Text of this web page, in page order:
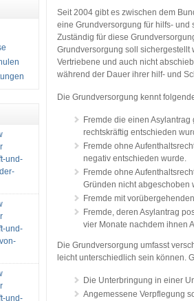
Seit 2004 gibt es zwischen dem
eine Grundversorgung für hilfs- und
Zuständig für diese
Grundversorgung soll sichergestellt
Vertriebene und auch nicht
während der Dauer ihrer hilf- und
Die Grundversorgung kennt
Fremde die einen
rechtskräftig entschieden
Fremde ohne
negativ entschieden wurde.
Fremde ohne
Gründen nicht abgeschoben
Fremde mit
Fremde, deren Asylantrag
vier Monate nachdem ihnen
Die Grundversorgung umfasst
leicht unterschiedlich sein können.
Die Unterbringung in einer
Angemessene Verpflegung
und-
und-
und-